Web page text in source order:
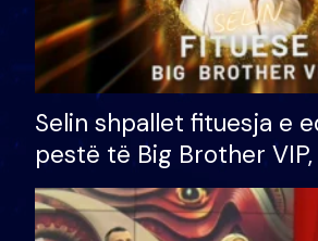
Selin shpallet fituesja e
pestë të Big Brother
çmimin e madh prej